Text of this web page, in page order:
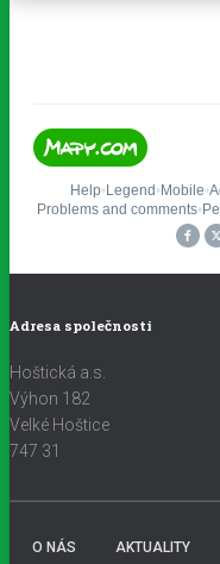
Adresa společnosti
Hoštická a.s.
Výhon 182
Velké Hoštice
747 31
O NÁS AKTUALITY